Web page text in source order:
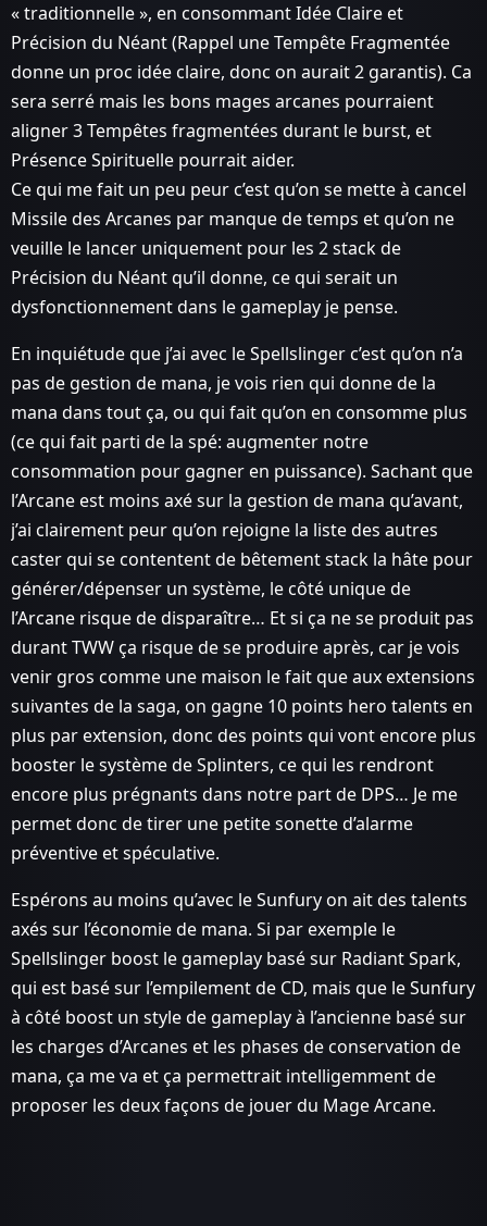
« traditionnelle », en consommant Idée Claire et
Précision du Néant (Rappel une Tempête Fragmentée
donne un proc idée claire, donc on aurait 2 garantis). Ca
sera serré mais les bons mages arcanes pourraient
aligner 3 Tempêtes fragmentées durant le burst, et
Présence Spirituelle pourrait aider.
Ce qui me fait un peu peur c’est qu’on se mette à cancel
Missile des Arcanes par manque de temps et qu’on ne
veuille le lancer uniquement pour les 2 stack de
Précision du Néant qu’il donne, ce qui serait un
dysfonctionnement dans le gameplay je pense.
En inquiétude que j’ai avec le Spellslinger c’est qu’on n’a
pas de gestion de mana, je vois rien qui donne de la
mana dans tout ça, ou qui fait qu’on en consomme plus
(ce qui fait parti de la spé: augmenter notre
consommation pour gagner en puissance). Sachant que
l’Arcane est moins axé sur la gestion de mana qu’avant,
j’ai clairement peur qu’on rejoigne la liste des autres
caster qui se contentent de bêtement stack la hâte pour
générer/dépenser un système, le côté unique de
l’Arcane risque de disparaître… Et si ça ne se produit pas
durant TWW ça risque de se produire après, car je vois
venir gros comme une maison le fait que aux extensions
suivantes de la saga, on gagne 10 points hero talents en
plus par extension, donc des points qui vont encore plus
booster le système de Splinters, ce qui les rendront
encore plus prégnants dans notre part de DPS… Je me
permet donc de tirer une petite sonette d’alarme
préventive et spéculative.
Espérons au moins qu’avec le Sunfury on ait des talents
axés sur l’économie de mana. Si par exemple le
Spellslinger boost le gameplay basé sur Radiant Spark,
qui est basé sur l’empilement de CD, mais que le Sunfury
à côté boost un style de gameplay à l’ancienne basé sur
les charges d’Arcanes et les phases de conservation de
mana, ça me va et ça permettrait intelligemment de
proposer les deux façons de jouer du Mage Arcane.